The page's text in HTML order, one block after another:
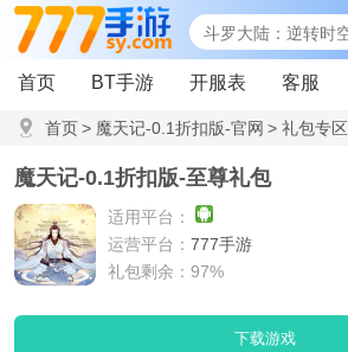
首页 BT手游 开服表 客服
首页> 魔天记-0.1折扣版-官网 > 礼包专区
魔天记-0.1折扣版-至尊礼包
适用平台：
运营平台： 777手游
礼包剩余：97%
下载游戏